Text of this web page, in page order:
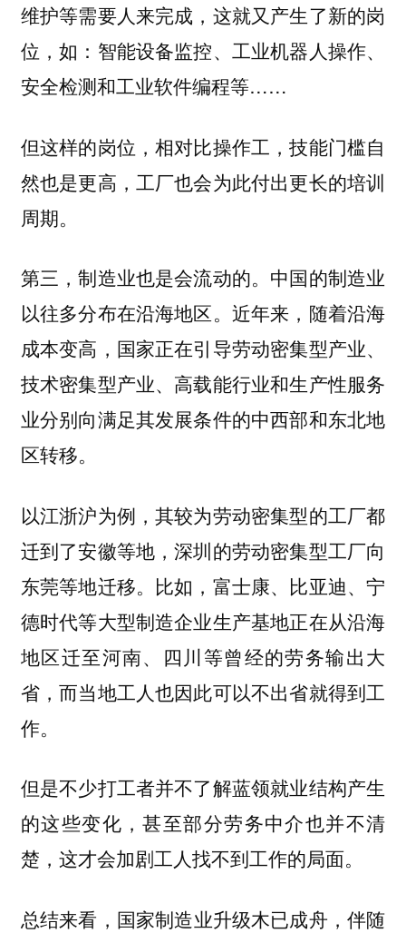
维护等需要人来完成，这就又产生了新的岗
位，如：智能设备监控、工业机器人操作、
安全检测和工业软件编程等……
但这样的岗位，相对比操作工，技能门槛自
然也是更高，工厂也会为此付出更长的培训
周期。
第三，制造业也是会流动的。 中国的制造业
以往多分布在沿海地区。近年来，随着沿海
成本变高，国家正在引导劳动密集型产业、
技术密集型产业、高载能行业和生产性服务
业分别向满足其发展条件的中西部和东北地
区转移。
以江浙沪为例，其较为劳动密集型的工厂都
迁到了安徽等地，深圳的劳动密集型工厂向
东莞等地迁移。比如，富士康、比亚迪、宁
德时代等大型制造企业生产基地正在从沿海
地区迁至河南、四川等曾经的劳务输出大
省，而当地工人也因此可以不出省就得到工
作。
但是不少打工者并不了解蓝领就业结构产生
的这些变化，甚至部分劳务中介也并不清
楚，这才会加剧工人找不到工作的局面。
总结来看， 国家制造业升级木已成舟，伴随